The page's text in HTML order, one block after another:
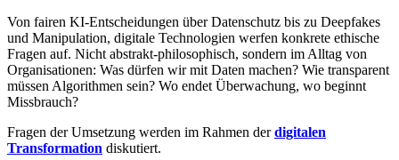
Von fairen KI-Entscheidungen über Datenschutz bis zu Deepfakes
und Manipulation, digitale Technologien werfen konkrete ethische
Fragen auf. Nicht abstrakt-philosophisch, sondern im Alltag von
Organisationen: Was dürfen wir mit Daten machen? Wie transparent
müssen Algorithmen sein? Wo endet Überwachung, wo beginnt
Missbrauch?
Fragen der Umsetzung werden im Rahmen derdigitalen
Transformation diskutiert.